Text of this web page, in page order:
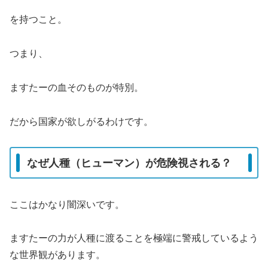
を持つこと。
つまり、
ますたーの血そのものが特別。
だから国家が欲しがるわけです。
なぜ人種（ヒューマン）が危険視される？
ここはかなり闇深いです。
ますたーの力が人種に渡ることを極端に警戒しているよう
な世界観があります。